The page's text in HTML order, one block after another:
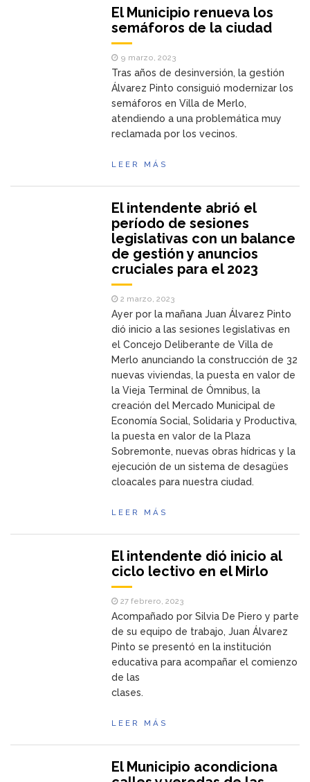
El Municipio renueva los
semáforos de la ciudad
9 marzo, 2023
Tras años de desinversión, la gestión
Álvarez Pinto consiguió modernizar los
semáforos en Villa de Merlo,
atendiendo a una problemática muy
reclamada por los vecinos.
LEER MÁS
El intendente abrió el
período de sesiones
legislativas con un balance
de gestión y anuncios
cruciales para el 2023
2 marzo, 2023
Ayer por la mañana Juan Álvarez Pinto
dió inicio a las sesiones legislativas en
el Concejo Deliberante de Villa de
Merlo anunciando la construcción de 32
nuevas viviendas, la puesta en valor de
la Vieja Terminal de Ómnibus, la
creación del Mercado Municipal de
Economía Social, Solidaria y Productiva,
la puesta en valor de la Plaza
Sobremonte, nuevas obras hídricas y la
ejecución de un sistema de desagües
cloacales para nuestra ciudad.
LEER MÁS
El intendente dió inicio al
ciclo lectivo en el Mirlo
27 febrero, 2023
Acompañado por Silvia De Piero y parte
de su equipo de trabajo, Juan Álvarez
Pinto se presentó en la institución
educativa para acompañar el comienzo
de las
clases.
LEER MÁS
El Municipio acondiciona